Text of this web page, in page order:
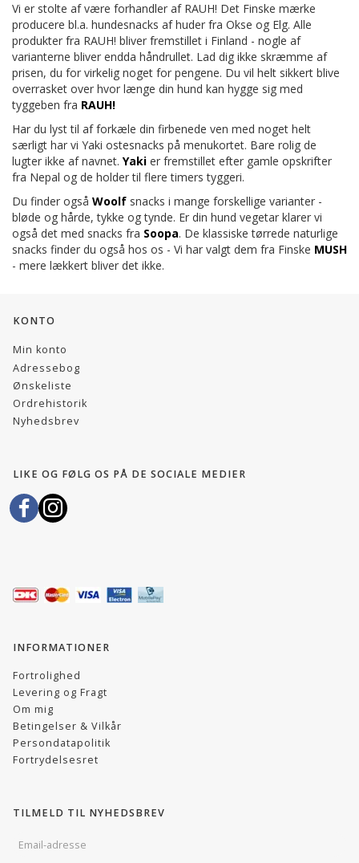
Vi er stolte af være forhandler af RAUH! Det Finske mærke
producere bl.a. hundesnacks af huder fra Okse og Elg. Alle
produkter fra RAUH! bliver fremstillet i Finland - nogle af
varianterne bliver endda håndrullet. Lad dig ikke skræmme af
prisen, du for virkelig noget for pengene. Du vil helt sikkert blive
overrasket over hvor længe din hund kan hygge sig med
tyggeben fra RAUH!
Har du lyst til af forkæle din firbenede ven med noget helt
særligt har vi Yaki ostesnacks på menukortet. Bare rolig de
lugter ikke af navnet. Yaki er fremstillet efter gamle opskrifter
fra Nepal og de holder til flere timers tyggeri.
Du finder også Woolf snacks i mange forskellige varianter -
bløde og hårde, tykke og tynde. Er din hund vegetar klarer vi
også det med snacks fra Soopa. De klassiske tørrede naturlige
snacks finder du også hos os - Vi har valgt dem fra Finske MUSH
- mere lækkert bliver det ikke.
KONTO
Min konto
Adressebog
Ønskeliste
Ordrehistorik
Nyhedsbrev
LIKE OG FØLG OS PÅ DE SOCIALE MEDIER
INFORMATIONER
Fortrolighed
Levering og Fragt
Om mig
Betingelser & Vilkår
Persondatapolitik
Fortrydelsesret
TILMELD TIL NYHEDSBREV
EMAIL-
ADRESSE